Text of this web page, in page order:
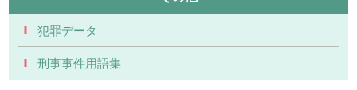
犯罪データ
刑事事件用語集